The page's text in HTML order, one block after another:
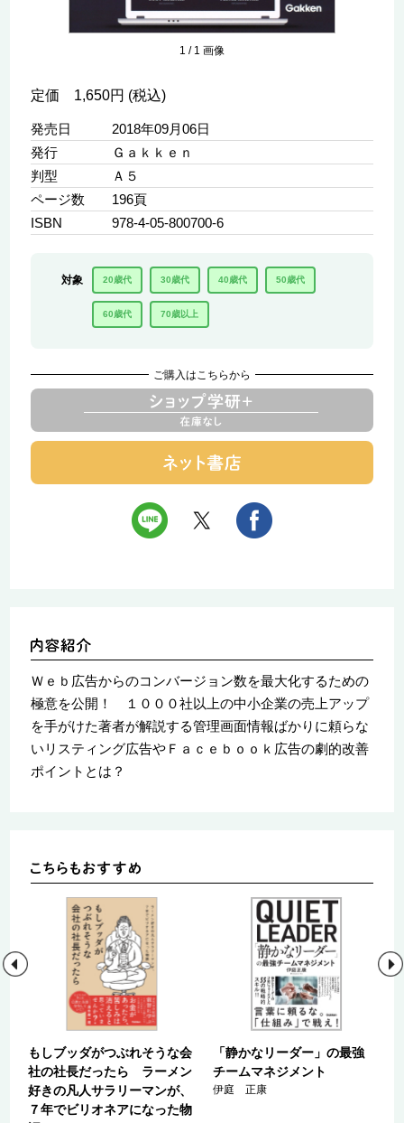
1 / 1 画像
定価 1,650円 (税込)
発売日
2018年09月06日
発行
Ｇａｋｋｅｎ
判型
Ａ５
ページ数
196頁
ISBN
978-4-05-800700-6
対象 20歳代 30歳代 40歳代 50歳代
60歳代 70歳以上
ご購入はこちらから
Ｗｅｂ広告からのコンバージョン数を最大化するための
極意を公開！ １０００社以上の中小企業の売上アップ
を手がけた著者が解説する管理画面情報ばかりに頼らな
いリスティング広告やＦａｃｅｂｏｏｋ広告の劇的改善
ポイントとは？
もしブッダがつぶれそうな会
社の社長だったら ラーメン
好きの凡人サラリーマンが、
７年でビリオネアになった物
「静かなリーダー」の最強
チームマネジメント
伊庭 正康